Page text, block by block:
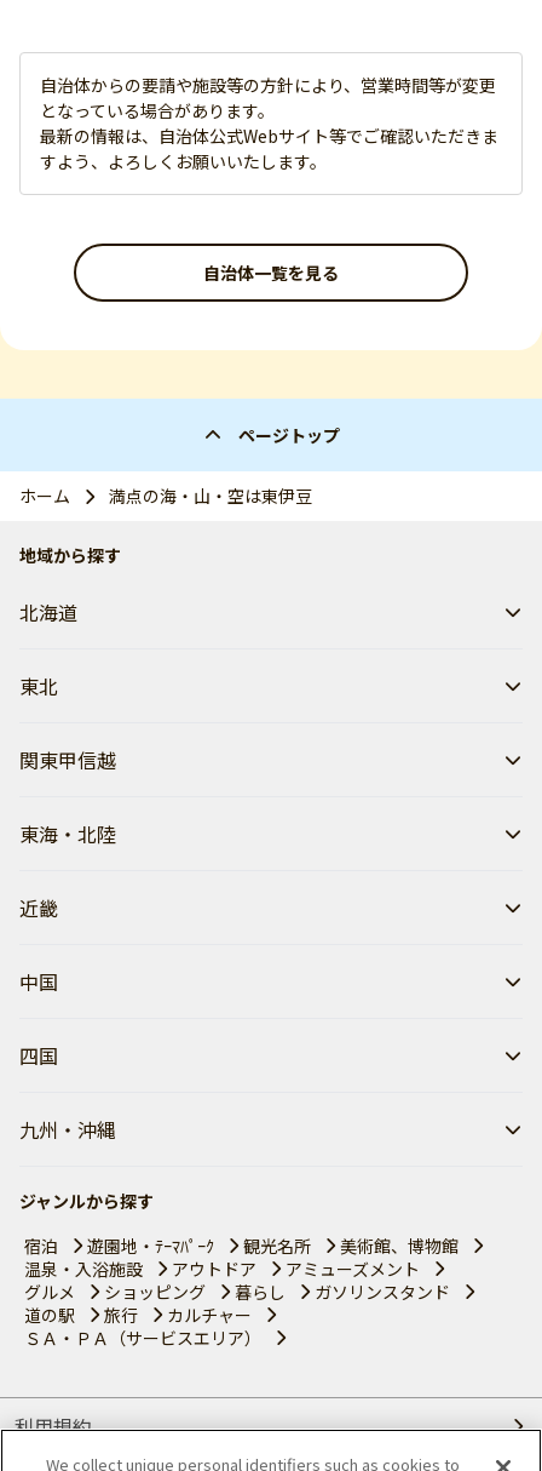
自治体からの要請や施設等の方針により、営業時間等が変更
となっている場合があります。
最新の情報は、自治体公式Webサイト等でご確認いただきま
すよう、よろしくお願いいたします。
自治体一覧を見る
ページトップ
ホーム 満点の海・山・空は東伊豆
地域から探す
北海道
東北
関東甲信越
東海・北陸
近畿
中国
四国
九州・沖縄
ジャンルから探す
宿泊
遊園地・ﾃｰﾏﾊﾟｰｸ 観光名所
美術館、博物館
温泉・入浴施設
アウトドア
アミューズメント
グルメ
ショッピング 暮らし
ガソリンスタンド
道の駅
旅行
カルチャー
ＳＡ・ＰＡ（サービスエリア）
利用規約
We collect unique personal identifiers such as cookies to